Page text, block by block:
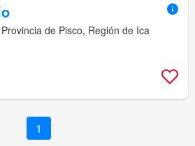
de Pisco, Región de Ica
1